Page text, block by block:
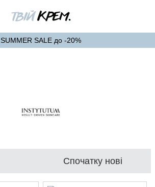
SUMMER SALE до -20%
Спочатку нові